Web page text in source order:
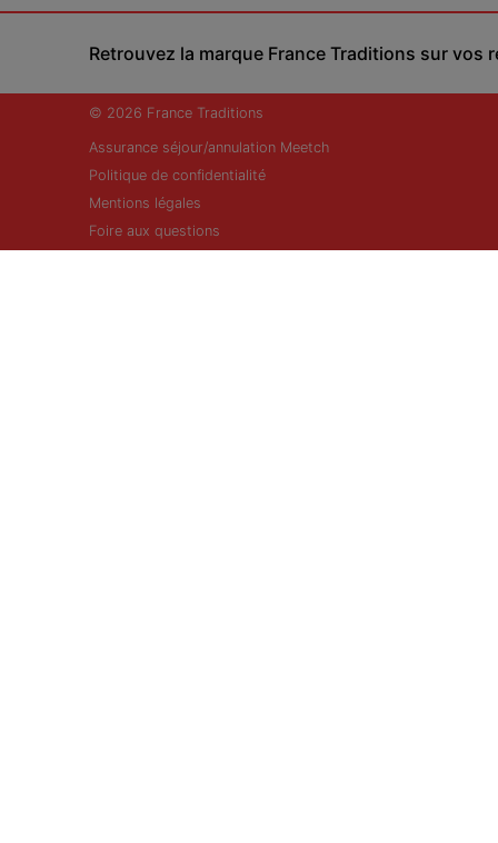
Retrouvez la marque France Traditions sur vos
© 2026 France Traditions
Assurance séjour/annulation Meetch
Politique de confidentialité
Mentions légales
Foire aux questions